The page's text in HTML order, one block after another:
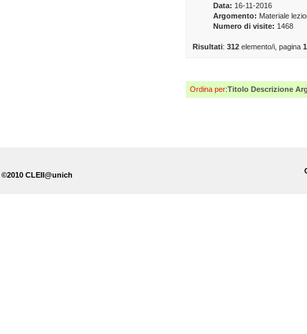
Data: 16-11-2016
Argomento: Materiale
Numero di visite: 1468
Risultati:312 elemento/i, pagina1
Ordina per:Titolo Descrizione
©2010 CLEII@unich